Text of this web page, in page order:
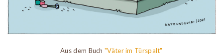
Aus dem Buch"Väter im Türspalt"